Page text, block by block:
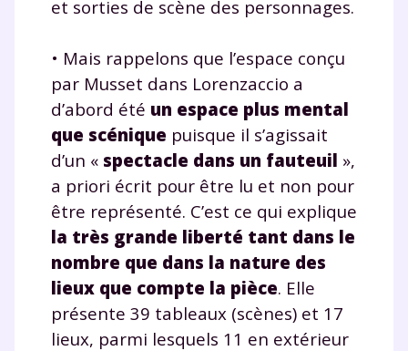
et sorties de scène des personnages.
• Mais rappelons que l’espace conçu
par Musset dans Lorenzaccio a
d’abord été un espace plus mental
que scénique puisque il s’agissait
d’un « spectacle dans un fauteuil »,
a priori écrit pour être lu et non pour
être représenté. C’est ce qui explique
la très grande liberté tant dans le
nombre que dans la nature des
lieux que compte la pièce. Elle
présente 39 tableaux (scènes) et 17
lieux, parmi lesquels 11 en extérieur